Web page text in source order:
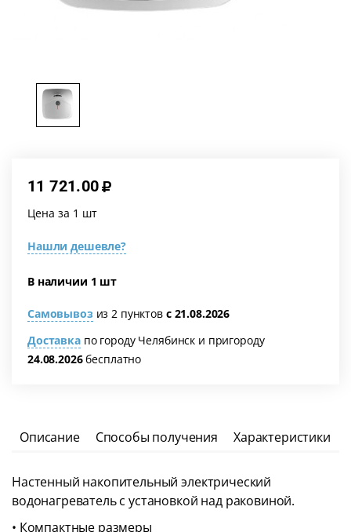
11 721.00
Нашли дешевле?
Цена за 1 шт
В наличии 1 шт
Самовывоз из 2 пунктов с 21.08.2026
Доставкапо городу Челябинск и пригороду
24.08.2026бесплатно
Описание Характеристики
Способы получения
Настенный накопительный электрический
водонагреватель с установкой над раковиной.
• Компактные размеры